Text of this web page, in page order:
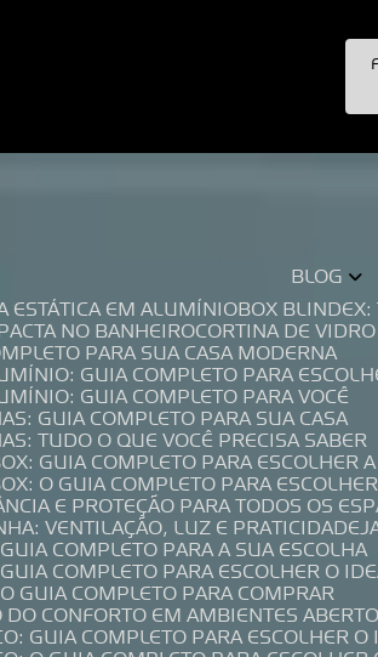
BLOG
ESTÁTICA EM ALUMÍNIO BOX
NO BANHEIRO CORTINA DE
PARA SUA CASA MODERNA
GUIA COMPLETO PARA
GUIA COMPLETO PARA VOCÊ
GUIA COMPLETO PARA SUA CASA
TUDO O QUE VOCÊ PRECISA SABER
GUIA COMPLETO PARA ESCOLHER
O GUIA COMPLETO PARA ESCOLHER
E PROTEÇÃO PARA TODOS OS
VENTILAÇÃO, LUZ E PRATICIDADE
COMPLETO PARA A SUA ESCOLHA
COMPLETO PARA ESCOLHER O
GUIA COMPLETO PARA COMPRAR
DO CONFORTO EM AMBIENTES
GUIA COMPLETO PARA ESCOLHER O